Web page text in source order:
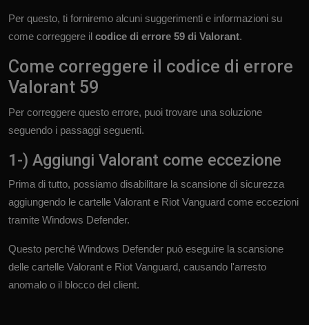
Per questo, ti forniremo alcuni suggerimenti e informazioni su
come correggere il codice di errore 59 di Valorant.
Come correggere il codice di errore
Valorant 59
Per correggere questo errore, puoi trovare una soluzione
seguendo i passaggi seguenti.
1-) Aggiungi Valorant come eccezione
Prima di tutto, possiamo disabilitare la scansione di sicurezza
aggiungendo le cartelle Valorant e Riot Vanguard come eccezioni
tramite Windows Defender.
Questo perché Windows Defender può eseguire la scansione
delle cartelle Valorant e Riot Vanguard, causando l'arresto
anomalo o il blocco del client.